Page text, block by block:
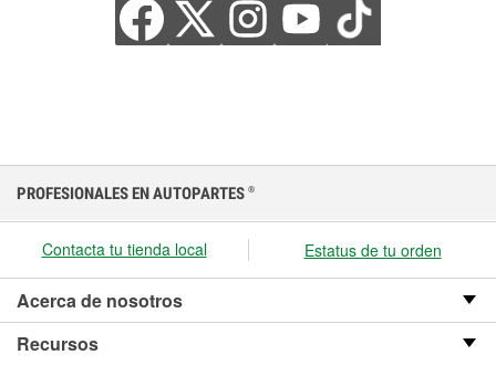
PROFESIONALES EN AUTOPARTES ®
Contacta tu tienda local Estatus de tu orden
Acerca de nosotros
Recursos